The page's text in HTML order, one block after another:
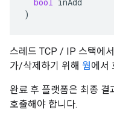
)
스레드 TCP / IP 스택에
가/삭제하기 위해 웜에서
완료 후 플랫폼은 최종
호출해야 합니다.